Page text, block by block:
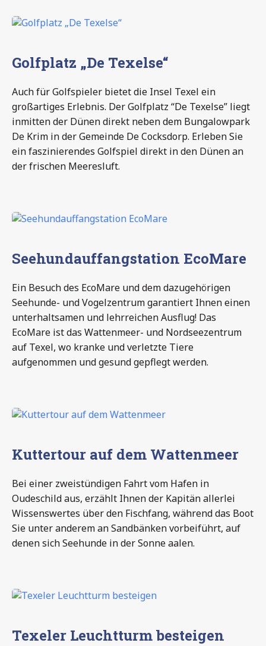
Golfplatz „De Texelse“
Auch für Golfspieler bietet die Insel Texel ein
großartiges Erlebnis. Der Golfplatz “De Texelse” liegt
inmitten der Dünen direkt neben dem Bungalowpark
De Krim in der Gemeinde De Cocksdorp. Erleben Sie
ein faszinierendes Golfspiel direkt in den Dünen an
der frischen Meeresluft.
Seehundauffangstation EcoMare
Ein Besuch des EcoMare und dem dazugehörigen
Seehunde- und Vogelzentrum garantiert Ihnen einen
unterhaltsamen und lehrreichen Ausflug! Das
EcoMare ist das Wattenmeer- und Nordseezentrum
auf Texel, wo kranke und verletzte Tiere
aufgenommen und gesund gepflegt werden.
Kuttertour auf dem Wattenmeer
Bei einer zweistündigen Fahrt vom Hafen in
Oudeschild aus, erzählt Ihnen der Kapitän allerlei
Wissenswertes über den Fischfang, während das Boot
Sie unter anderem an Sandbänken vorbeiführt, auf
denen sich Seehunde in der Sonne aalen.
Texeler Leuchtturm besteigen